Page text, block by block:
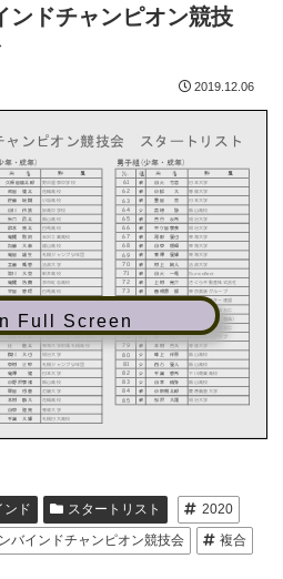
ンドチャンピオン競技
2019.12.06
Full Screen
ンド スタートリスト
2020
バインドチャンピオン競技会 複合